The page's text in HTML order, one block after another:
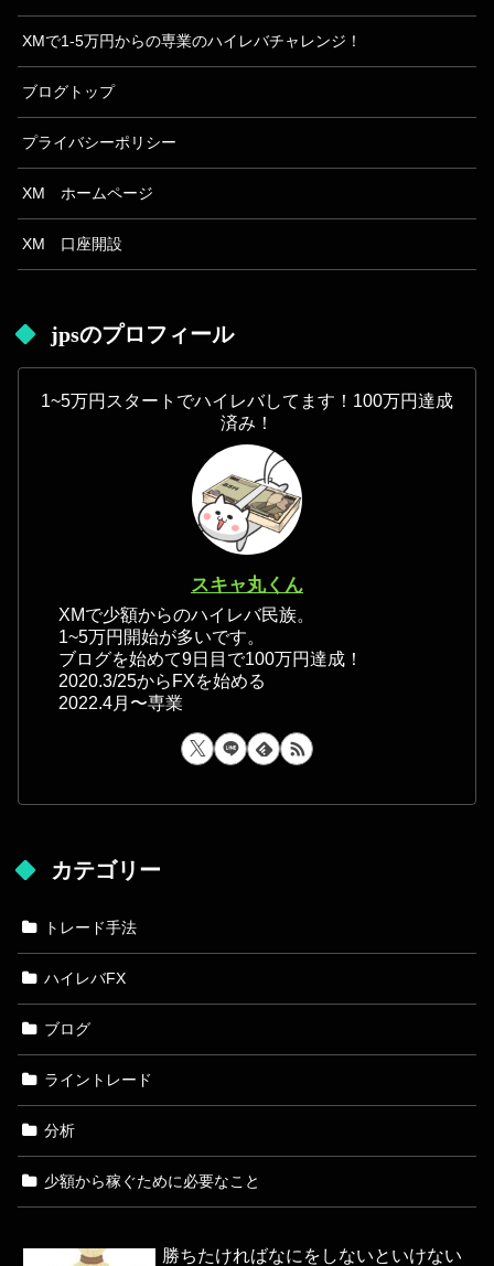
XMで1-5万円からの専業のハイレバチャレンジ！
ブログトップ
プライバシーポリシー
XM ホームページ
XM 口座開設
jpsのプロフィール
1~5万円スタートでハイレバしてます！100万円達成
済み！
スキャ丸くん
XMで少額からのハイレバ民族。
1~5万円開始が多いです。
ブログを始めて9日目で100万円達成！
2020.3/25からFXを始める
2022.4月〜専業
カテゴリー
トレード手法
ハイレバFX
ブログ
ライントレード
分析
少額から稼ぐために必要なこと
勝ちたければなにをしないといけない